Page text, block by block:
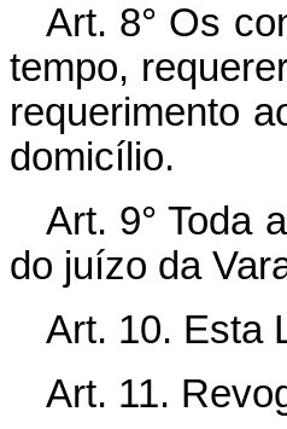
Art. 8° Os
tempo,
requerimento
domicílio.
Art. 9° Toda
do juízo da
Art. 10. Esta
Art. 11.